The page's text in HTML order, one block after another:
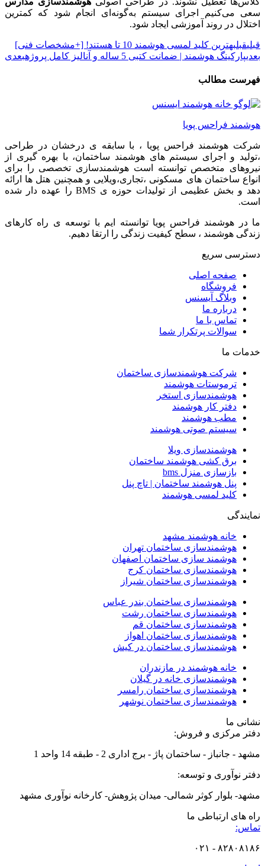
سعی می‌کنیم اجرای سیستم به‌گونه‌ای انجام شود که کمترین
اختلال در روند آموزشی ایجاد شود.
قبلیقبلبهترین کلید لمسی هوشمند 10 تا هستند! [+مشخصات فنی]
بعدیپارکینگ هوشمند | ضمانت کتبی 5 ساله و آنالیز کامل پروژه بعدی
فهرست مطالب
هوشمند فراحس پویا
شرکت هوشمند فراحس پویا ، با سابقه ی درخشان در طراحی
،تولید و اجرای سیستم های هوشمند ساختمان، با بهره گیری از
نیروهای متخصص توانسته است هوشمندسازی تخصصی را برای
انواع ساختمان های مسکونی ،تجاری،ویلایی و همچنین هتل ها ارائه
دهد و بخش عظیمی از تولیدات حوزه ی BMS را عهده دار شده
است.
ما در هوشمند فراحس پویا توانسته ایم با توسعه ی راه کارهای
زندگی هوشمند ، سطح کیفیت زندگی را ارتقا دهیم.
دسترسی سریع
صفحه اصلی
فروشگاه
وبلاگ آیسنس
درباره ما
تماس با ما
سوالات پرتکرار شما
خدمات ما
شرکت هوشمندسازی ساختمان
ترموستات هوشمند
هوشمندسازی استخر
دفتر کار هوشمند
مطب هوشمند
سیستم صوتی هوشمند
هوشمندسازی ویلا
برق کشی هوشمند ساختمان
بازسازی منزل bms
پنل هوشمند ساختمان | تاچ پنل
کلید لمسی هوشمند
نمایندگی
خانه هوشمند مشهد
هوشمندسازی ساختمان تهران
هوشمند سازی ساختمان اصفهان
هوشمندسازی ساختمان کرج
هوشمندسازی ساختمان شیراز
هوشمندسازی ساختمان بندر عباس
هوشمندسازی ساختمان رشت
هوشمندسازی ساختمان قم
هوشمندسازی ساختمان اهواز
هوشمندسازی ساختمان در کیش
خانه هوشمند در مازندران
هوشمندسازی خانه در گیلان
هوشمندسازی ساختمان رامسر
هوشمندسازی ساختمان نوشهر
نشانی ما
دفتر مرکزی و فروش:
مشهد - جانباز - ساختمان پاژ - برج اداری 2 - طبقه 14 واحد 1
دفتر نوآوری و توسعه:
مشهد- بلوار کوثر شمالی- میدان پژوهش- کارخانه نوآوری مشهد
راه های ارتباطی ما
تماس:
۸۲۸۰۸۱۸۶ - ۰۲۱